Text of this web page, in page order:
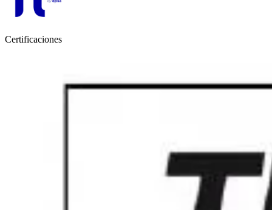
Certificaciones